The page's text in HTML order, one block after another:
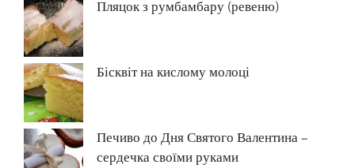
Пляцок з румбамбару (ревеню)
Бісквіт на кислому молоці
Печиво до Дня Святого Валентина –
сердечка своїми руками